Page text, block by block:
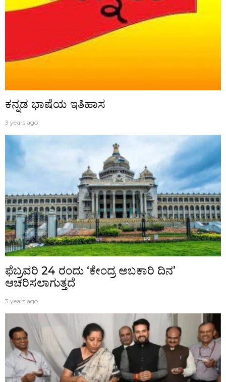
ಕನ್ನಡ ಭಾಷೆಯ ಇತಿಹಾಸ
3 years ago
ಫೆಬ್ರವರಿ 24 ರಂದು ‘ಕೇಂದ್ರ ಅಬಕಾರಿ ದಿನ’
ಆಚರಿಸಲಾಗುತ್ತದೆ
3 years ago